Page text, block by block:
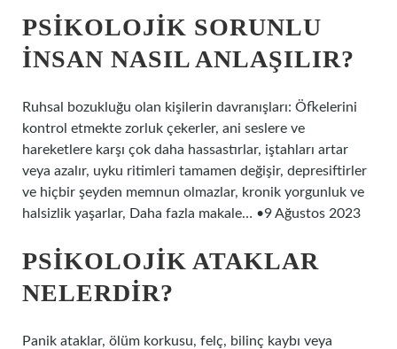
PSIKOLOJIK SORUNLU
INSAN NASIL ANLAŞILIR?
Ruhsal bozukluğu olan kişilerin davranışları: Öfkelerini
kontrol etmekte zorluk çekerler, ani seslere ve
hareketlere karşı çok daha hassastırlar, iştahları artar
veya azalır, uyku ritimleri tamamen değişir, depresiftirler
ve hiçbir şeyden memnun olmazlar, kronik yorgunluk ve
halsizlik yaşarlar, Daha fazla makale… •9 Ağustos 2023
PSIKOLOJIK ATAKLAR
NELERDIR?
Panik ataklar, ölüm korkusu, felç, bilinç kaybı veya